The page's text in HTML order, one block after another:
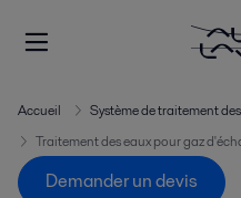
Accueil
Système de traitement
Traitement des eaux pour gaz
Demander un devis